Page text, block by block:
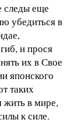
следы еще
убедиться в
и прося
их в Свое
японского
таких
жить в мире,
к силе.